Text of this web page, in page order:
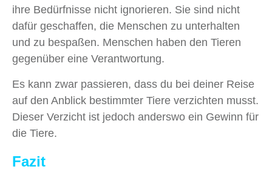
ihre Bedürfnisse nicht ignorieren. Sie sind nicht
dafür geschaffen, die Menschen zu unterhalten
und zu bespaßen. Menschen haben den Tieren
gegenüber eine Verantwortung.
Es kann zwar passieren, dass du bei deiner Reise
auf den Anblick bestimmter Tiere verzichten musst.
Dieser Verzicht ist jedoch anderswo ein Gewinn für
die Tiere.
Fazit